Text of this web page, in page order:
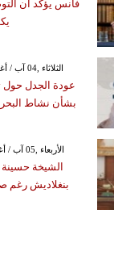
فانس يؤكد أن
GMT 04:40 2026 الثلاثاء ,04 آب / أغسطس
عودة الجدل حول
بشأن نشاط
GMT 18:04 2026 الأربعاء ,05 آب / أغسطس
الشيخة حسينة
بنغلاديش رغم